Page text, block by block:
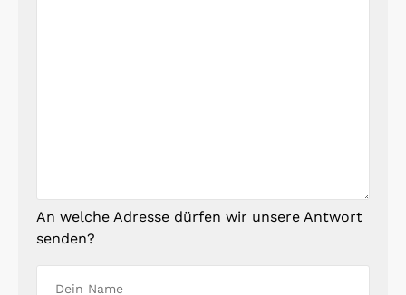
An welche Adresse dürfen wir unsere Antwort
senden?